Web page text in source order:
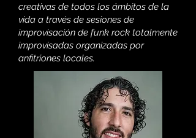
creativas de todos los ámbitos de la
vida a través de sesiones de
improvisación de funk rock totalmente
improvisadas organizadas por
anfitriones locales.